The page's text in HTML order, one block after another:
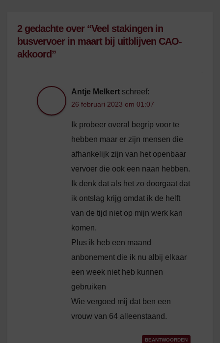
2 gedachte over “Veel stakingen in
busvervoer in maart bij uitblijven CAO-
akkoord”
Antje Melkert schreef:
26 februari 2023 om 01:07
Ik probeer overal begrip voor te
hebben maar er zijn mensen die
afhankelijk zijn van het openbaar
vervoer die ook een naan hebben.
Ik denk dat als het zo doorgaat dat
ik ontslag krijg omdat ik de helft
van de tijd niet op mijn werk kan
komen.
Plus ik heb een maand
anbonement die ik nu albij elkaar
een week niet heb kunnen
gebruiken
Wie vergoed mij dat ben een
vrouw van 64 alleenstaand.
BEANTWOORDEN